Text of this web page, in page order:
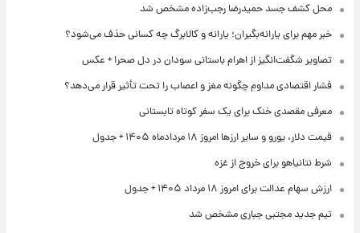
محل کشف جسد حمیدرضا رجب‌زاده مشخص شد
خبر مهم برای یارانه‌بگیران؛ یارانه و کالابرگ چه کسانی حذف می‌شود؟
تصاویر شگفت‌انگیز از اهرام باستانی سودان در دل صحرا + عکس
فشار اقتصادی مداوم چگونه مغز و اعصاب را تحت تأثیر قرار می‌دهد؟
معرفی مقصدی خنک برای یک سفر کوتاه تابستانی
قیمت دلار، یورو و سایر ارزها امروز ۱۸ مردادماه ۱۴۰۵ + جدول
شرط نتانیاهو برای خروج از غزه
ارزش سهام عدالت برای امروز ۱۸ مرداد ۱۴۰۵ + جدول
تیم جدید مجتبی جباری مشخص شد